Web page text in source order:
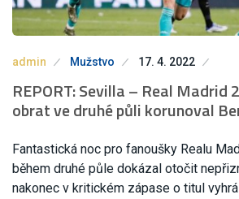
admin Mužstvo 17. 4. 2022
REPORT: Sevilla – Real Madrid
obrat ve druhé půli korunoval
Fantastická noc pro fanoušky Realu
během druhé půle dokázal otočit
nakonec v kritickém zápase o titul